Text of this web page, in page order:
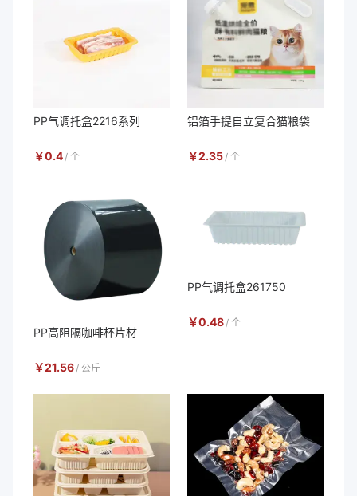
PP气调托盒2216系列
￥0.4 / 个
铝箔手提自立复合猫粮袋
￥2.35 / 个
PP高阻隔咖啡杯片材
￥21.56 / 公斤
PP气调托盒261750
￥0.48 / 个